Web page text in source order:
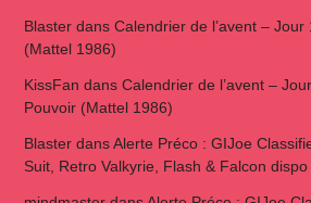
Blasterdans Calendrier de l’avent –
(Mattel 1986)
KissFan dans Calendrier de l’avent –
Pouvoir (Mattel 1986)
BlasterdansAlerte Préco : GIJoe
Suit, Retro Valkyrie, Flash & Falcon